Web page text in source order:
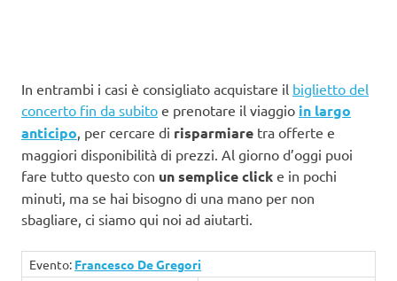
In entrambi i casi è consigliato acquistare il biglietto del
concerto fin da subito e prenotare il viaggio in largo
anticipo, per cercare di risparmiare tra offerte e
maggiori disponibilità di prezzi. Al giorno d’oggi puoi
fare tutto questo con un semplice click e in pochi
minuti, ma se hai bisogno di una mano per non
sbagliare, ci siamo qui noi ad aiutarti.
Evento: Francesco De Gregori